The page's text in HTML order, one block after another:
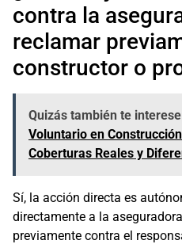
contra la
reclamar
constructor o
Quizás también te
Voluntario en
Coberturas Reales y
Sí, la acción directa es
directamente a la
previamente contra el